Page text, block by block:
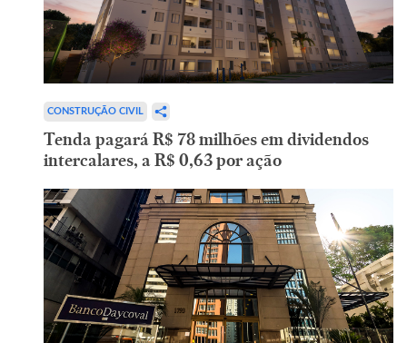
CONSTRUÇÃO CIVIL
Tenda pagará R$ 78 milhões em dividendos
intercalares, a R$ 0,63 por ação